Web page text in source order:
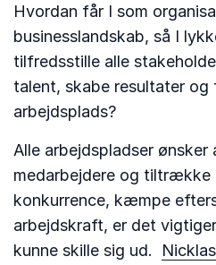
Hvordan får I som
businesslandskab, så I
tilfredsstille alle
talent, skabe resultater og
arbejdsplads?
Alle arbejdspladser
medarbejdere og tiltrække
konkurrence, kæmpe
arbejdskraft, er det
kunne skille sig ud.